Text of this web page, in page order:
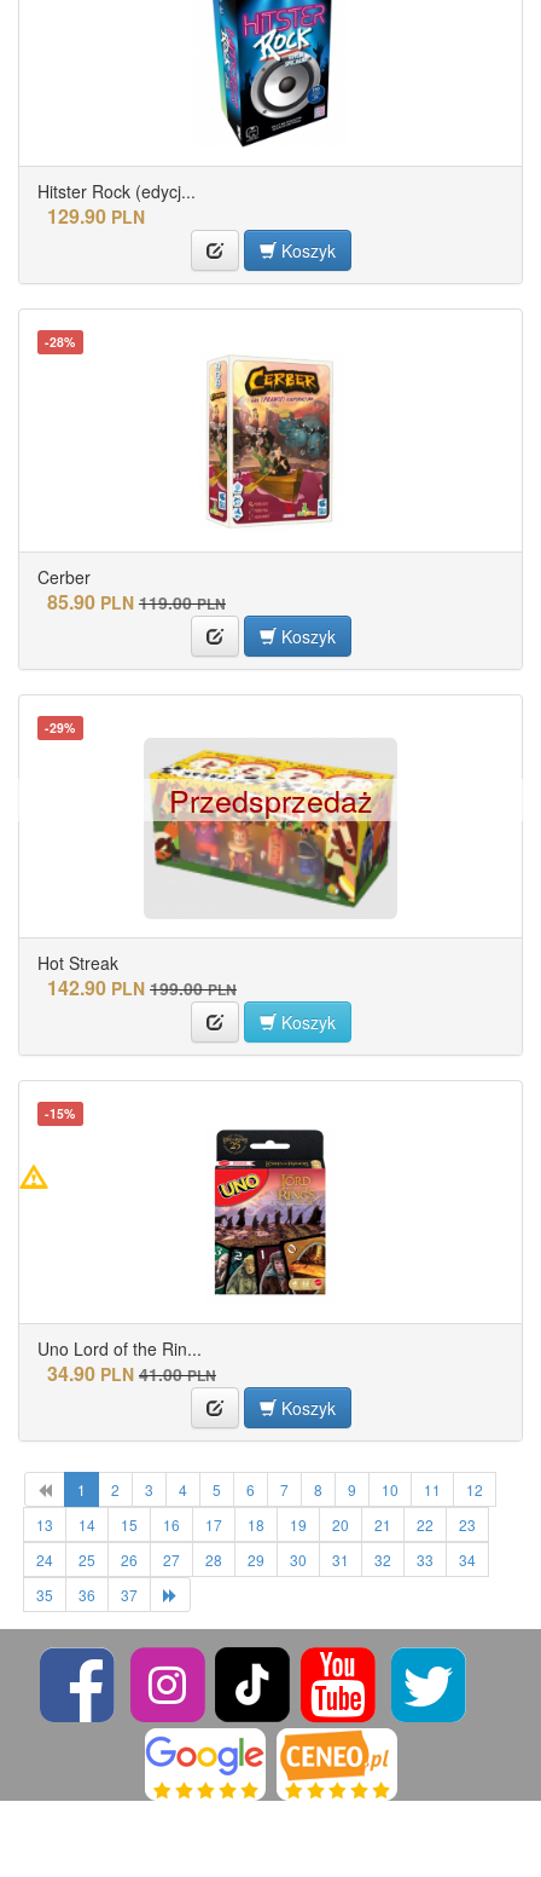
Hitster Rock (edycj...
129.90 PLN
Koszyk
-28%
Cerber
85.90 PLN 119.00 PLN
Koszyk
-29%
Hot Streak
142.90 PLN 199.00 PLN
Koszyk
Przedsprzedaż
-15%
Uno Lord of the Rin...
34.90 PLN 41.00 PLN
Koszyk
1 2 3 4 5 6 7 8 9 10 11
12
13
14 15 16 17 18 19 20 21 22
23
24
25 26 27 28 29 30 31 32 33
34
35
36 37